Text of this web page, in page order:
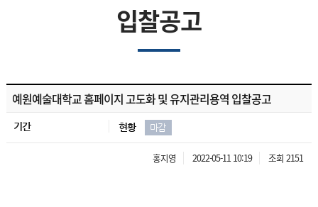
입찰공고
예원예술대학교 홈페이지 고도화 및 유지관리용역 입찰공고
기간 현황 마감
홍지영 2022-05-11 10:19 조회 2151